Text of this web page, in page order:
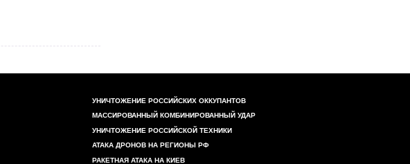
УНИЧТОЖЕНИЕ РОССИЙСКИХ ОККУПАНТОВ
МАССИРОВАННЫЙ КОМБИНИРОВАННЫЙ УДАР
УНИЧТОЖЕНИЕ РОССИЙСКОЙ ТЕХНИКИ
АТАКА ДРОНОВ НА РЕГИОНЫ РФ
РАКЕТНАЯ АТАКА НА КИЕВ